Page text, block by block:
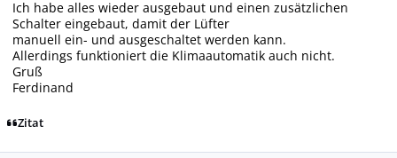
Ich habe alles wieder ausgebaut und einen zusätzlichen
Schalter eingebaut, damit der Lüfter
manuell ein- und ausgeschaltet werden kann.
Allerdings funktioniert die Klimaautomatik auch nicht.
Gruß
Ferdinand
Zitat